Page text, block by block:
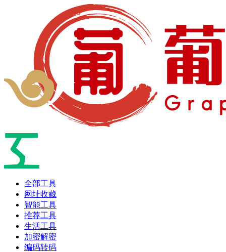
全部工具
网址收藏
智能工具
推荐工具
生活工具
加密解密
编码转码